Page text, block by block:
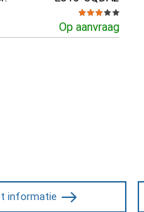
Op aanvraag
informatie